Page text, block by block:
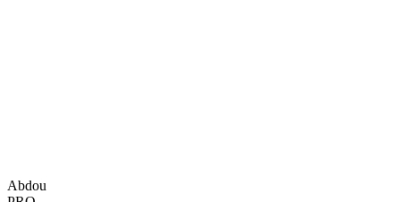
Abdou